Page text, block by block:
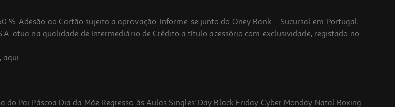
%. Adesão ao Cartão sujeita a aprovação. Informe-se junto do Oney Bank – Sucursal em Portugal,
atua na qualidade de Intermediário de Crédito a título acessório com exclusividade, registado no
aqui.
do Pai Páscoa Dia da Mãe Regresso às Aulas Singles' Day Black Friday Cyber Monday Natal Boxing